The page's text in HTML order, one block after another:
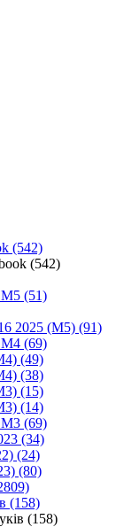
(542)
(542)
(51)
2025 (M5) (91)
(69)
(49)
(38)
(15)
(14)
(69)
(34)
(24)
(80)
(158)
(158)